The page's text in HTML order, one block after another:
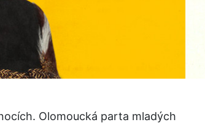
Olomoucká parta mladých